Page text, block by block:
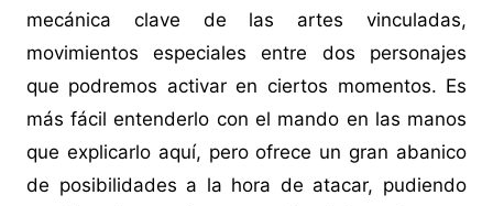
mecánica clave de las artes vinculadas,
movimientos especiales entre dos personajes
que podremos activar en ciertos momentos. Es
más fácil entenderlo con el mando en las manos
que explicarlo aquí, pero ofrece un gran abanico
de posibilidades a la hora de atacar, pudiendo